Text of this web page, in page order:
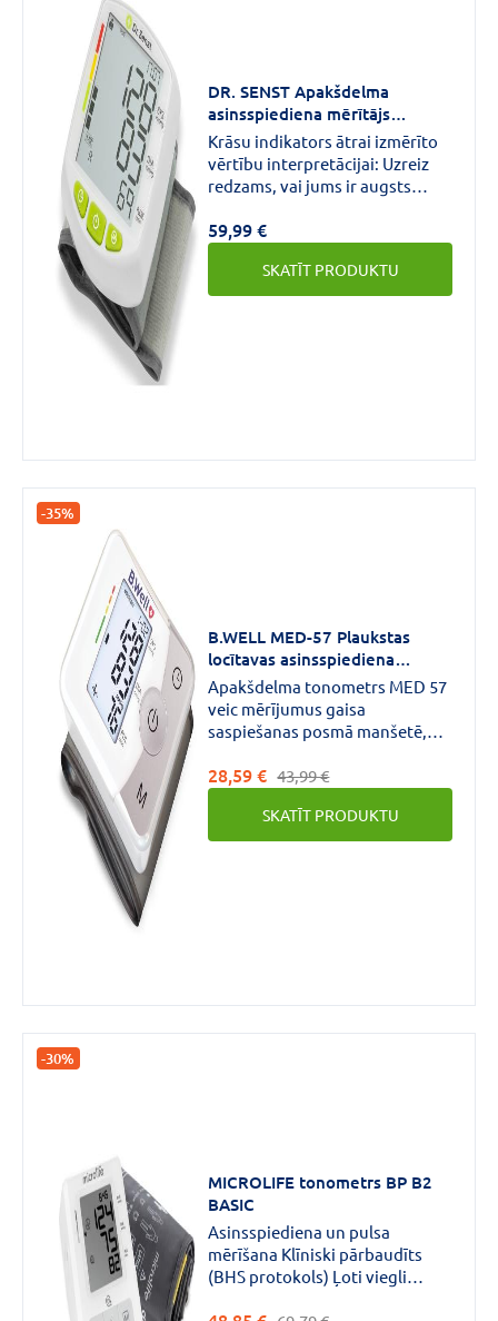
DR. SENST Apakšdelma
asinsspiediena mērītājs
BP880W
Krāsu indikators ātrai izmērīto
vērtību interpretācijai: Uzreiz
redzams, vai jums ir augsts
asinsspiediens ir pārāk zems
(PVO klasifikācija).Ietver
praktisku uzglabāšanas somu,
tāpēc ir ideāli piemērots
59,99 €
SKATĪT PRODUKTU
-35%
B.WELL MED-57 Plaukstas
locītavas asinsspiediena
mērītājs N1
Apakšdelma tonometrs MED 57
veic mērījumus gaisa
saspiešanas posmā manšetē,
nosakot individuālo manšetes
piesūknēšanas līmeni.Aritmijas
indikators palīdzēs atklāt sirds
ritma traucējumus agrīnā
28,59 € 43,99 €
SKATĪT PRODUKTU
-30%
MICROLIFE tonometrs BP B2
BASIC
Asinsspiediena un pulsa
mērīšana Klīniski pārbaudīts
(BHS protokols) Ļoti viegli